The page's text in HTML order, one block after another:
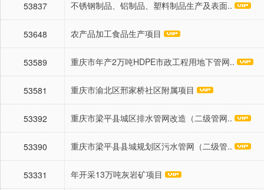
53837 不锈钢制品、铝制品、塑料制品生产及表面..
53648 农产品加工食品生产项目
53589 重庆市年产2万吨HDPE市政工程用地下管网..
53581 重庆市渝北区邢家桥社区附属项目
53392 重庆市梁平县城区排水管网改造（二级管网..
53390 重庆市梁平县县城规划区污水管网（二级管..
53331 年开采13万吨灰岩矿项目